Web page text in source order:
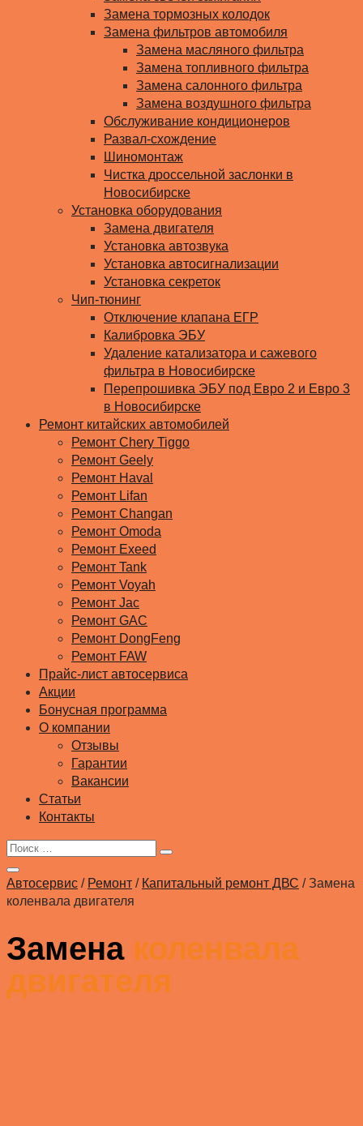
Замена тормозных колодок
Замена фильтров автомобиля
Замена масляного фильтра
Замена топливного фильтра
Замена салонного фильтра
Замена воздушного фильтра
Обслуживание кондиционеров
Развал-схождение
Шиномонтаж
Чистка дроссельной заслонки в
Новосибирске
Установка оборудования
Замена двигателя
Установка автозвука
Установка автосигнализации
Установка секреток
Чип-тюнинг
Отключение клапана ЕГР
Калибровка ЭБУ
Удаление катализатора и сажевого
фильтра в Новосибирске
Перепрошивка ЭБУ под Евро 2 и Евро 3
в Новосибирске
Ремонт китайских автомобилей
Ремонт Chery Tiggo
Ремонт Geely
Ремонт Haval
Ремонт Lifan
Ремонт Changan
Ремонт Omoda
Ремонт Exeed
Ремонт Tank
Ремонт Voyah
Ремонт Jac
Ремонт GAC
Ремонт DongFeng
Ремонт FAW
Прайс-лист автосервиса
Акции
Бонусная программа
О компании
Отзывы
Гарантии
Вакансии
Статьи
Контакты
Автосервис / Ремонт / Капитальный ремонт ДВС / Замена
коленвала двигателя
Замена коленвала
двигателя